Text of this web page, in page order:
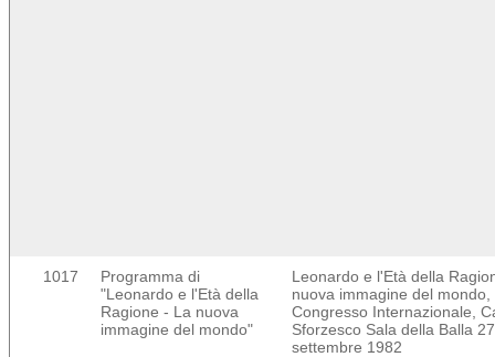
1017
Programma di
"Leonardo e l'Età della
Ragione - La nuova
immagine del mondo"
Leonardo e l'Età della
nuova immagine del mondo,
Congresso Internazionale,
Sforzesco Sala della Balla
settembre 1982